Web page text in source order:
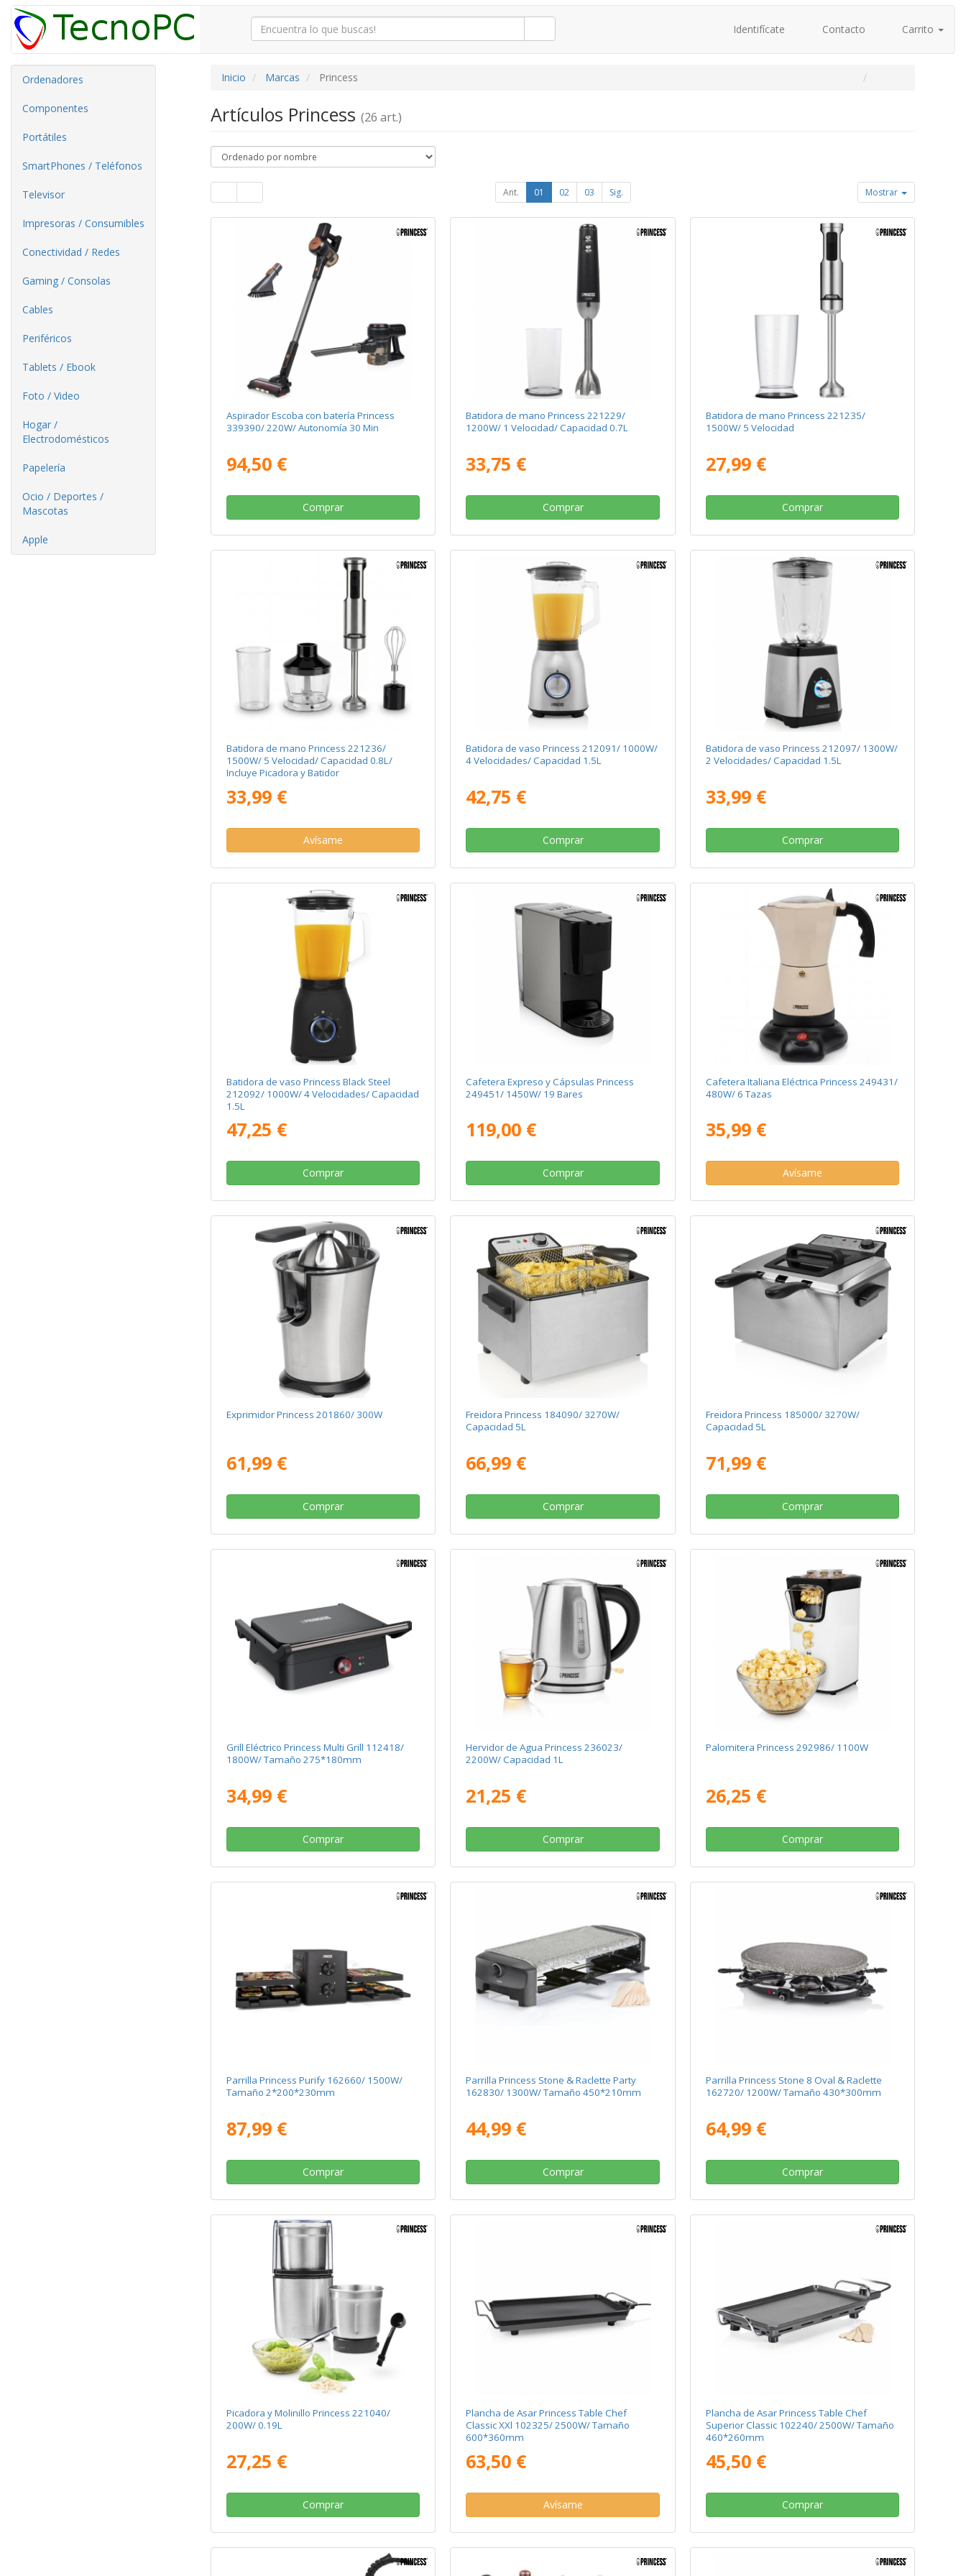
Identifícate Contacto Carrito
Ordenadores
Componentes
Portátiles
SmartPhones / Teléfonos
Televisor
Impresoras / Consumibles
Conectividad / Redes
Gaming / Consolas
Cables
Periféricos
Tablets / Ebook
Foto / Video
Hogar /
Electrodomésticos
Papelería
Ocio / Deportes /
Mascotas
Apple
Inicio Marcas Princess
Artículos Princess (26 art.)
Ant. 01 02 03 Sig. Mostrar
Aspirador Escoba con batería Princess
339390/ 220W/ Autonomía 30 Min
94,50 €
Comprar
Batidora de mano Princess 221229/
1200W/ 1 Velocidad/ Capacidad 0.7L
33,75 €
Comprar
Batidora de mano Princess 221235/
1500W/ 5 Velocidad
27,99 €
Comprar
Batidora de mano Princess 221236/
1500W/ 5 Velocidad/ Capacidad 0.8L/
Incluye Picadora y Batidor
33,99 €
Avísame
Batidora de vaso Princess 212091/ 1000W/
4 Velocidades/ Capacidad 1.5L
42,75 €
Comprar
Batidora de vaso Princess 212097/ 1300W/
2 Velocidades/ Capacidad 1.5L
33,99 €
Comprar
Batidora de vaso Princess Black Steel
212092/ 1000W/ 4 Velocidades/ Capacidad
1.5L
47,25 €
Comprar
Cafetera Expreso y Cápsulas Princess
249451/ 1450W/ 19 Bares
119,00 €
Comprar
Cafetera Italiana Eléctrica Princess 249431/
480W/ 6 Tazas
35,99 €
Avísame
Exprimidor Princess 201860/ 300W
61,99 €
Comprar
Freidora Princess 184090/ 3270W/
Capacidad 5L
66,99 €
Comprar
Freidora Princess 185000/ 3270W/
Capacidad 5L
71,99 €
Comprar
Grill Eléctrico Princess Multi Grill 112418/
1800W/ Tamaño 275*180mm
34,99 €
Comprar
Hervidor de Agua Princess 236023/
2200W/ Capacidad 1L
21,25 €
Comprar
Palomitera Princess 292986/ 1100W
26,25 €
Comprar
Parrilla Princess Purify 162660/ 1500W/
Tamaño 2*200*230mm
87,99 €
Comprar
Parrilla Princess Stone & Raclette Party
162830/ 1300W/ Tamaño 450*210mm
44,99 €
Comprar
Parrilla Princess Stone 8 Oval & Raclette
162720/ 1200W/ Tamaño 430*300mm
64,99 €
Comprar
Picadora y Molinillo Princess 221040/
200W/ 0.19L
27,25 €
Comprar
Plancha de Asar Princess Table Chef
Classic XXl 102325/ 2500W/ Tamaño
600*360mm
63,50 €
Avísame
Plancha de Asar Princess Table Chef
Superior Classic 102240/ 2500W/ Tamaño
460*260mm
45,50 €
Comprar